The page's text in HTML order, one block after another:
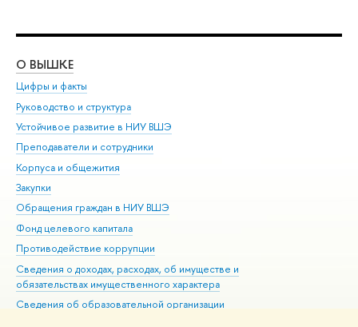
О ВЫШКЕ
Цифры и факты
Руководство и структура
Устойчивое развитие в НИУ ВШЭ
Преподаватели и сотрудники
Корпуса и общежития
Закупки
Обращения граждан в НИУ ВШЭ
Фонд целевого капитала
Противодействие коррупции
Сведения о доходах, расходах, об имуществе и
обязательствах имущественного характера
Сведения об образовательной организации